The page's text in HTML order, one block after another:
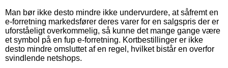
Man bør ikke desto mindre ikke undervurdere, at såfremt en
e-forretning markedsfører deres varer for en salgspris der er
uforståeligt overkommelig, så kunne det mange gange være
et symbol på en fup e-forretning. Kortbestillinger er ikke
desto mindre omsluttet af en regel, hvilket bistår en overfor
svindlende netshops.